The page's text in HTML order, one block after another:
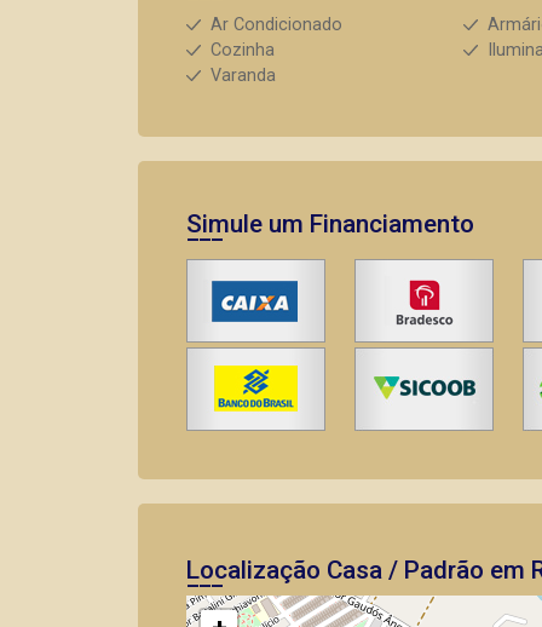
Ar Condicionado
Cozinha
Varanda
Simule um Financiamento
Localização Casa / Padrão em